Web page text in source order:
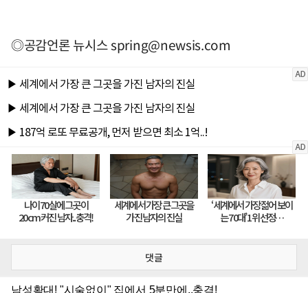
◎공감언론 뉴시스spring@newsis.com
댓글